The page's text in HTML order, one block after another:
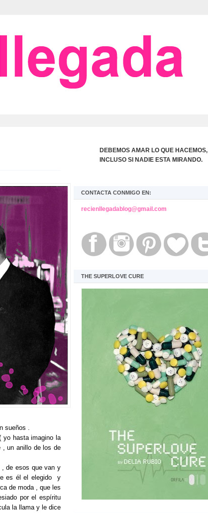
DEBEMOS AMAR LO QUE HACEMOS,
INCLUSO SI NADIE ESTA MIRANDO.
CONTACTA CONMIGO EN:
recienllegadablog@gmail.com
THE SUPERLOVE CURE
sueños .
yo hasta imagino la
, un anillo de los de
, de esos que van y
es él el elegido y
de moda , que les
por el espíritu
la llama y le dice